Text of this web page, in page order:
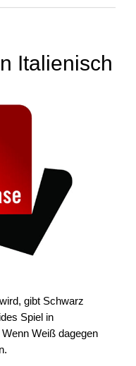
Italienisch
gibt Schwarz
Spiel in
Weiß dagegen